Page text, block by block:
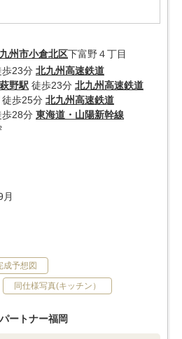
州市小倉北区下富野４丁目
歩23分 北九州高速鉄道
野駅 徒歩23分 北九州高速鉄道
徒歩25分 北九州高速鉄道
歩28分 東海道・山陽新幹線
成予想図
同仕様写真(キッチン）
ートナー福岡